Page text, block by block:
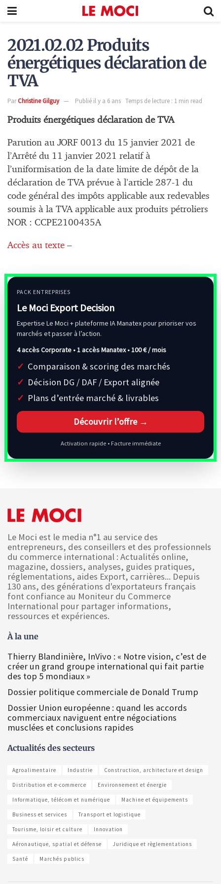
2021.02.02 Produits
énergétiques déclaration de
TVA
ParChristine Gilguy Publié il y a 6 ans Temps de lecture : 1 min read
Produits énergétiques déclaration de TVA
Parution au JORF 0013 du 15 janvier 2021 de
l’Arrêté du 11 janvier 2021 relatif à
l’uniformisation de la date limite de dépôt de la
déclaration de TVA prévue à l’article 287-1 du
code général des impôts applicable aux redevables
soumis à la TVA applicable aux produits pétroliers
NOR : CCPE2100435A
Accès au texte –
PACK ENTREPRISES
Le Moci Export Decision
Expertise Le Moci + plateforme IA Manatex pour prioriser vos
marchés et passer à l’action.
4 accès Corporate • 1 accès Manatex •100 € / mois
Comparaison & scoring des marchés
Décision DG / DAF / Export alignée
Plans d’entrée marché & livrables
Découvrir l’offre →
Activation rapide • Facture immédiate
Le Moci est le media n°1 au service des
entrepreneurs, des conseillers et des professionnels
du commerce international : Actualités online,
magazine, dossiers, analyses, guides pratiques,
réglementations, aides Export, carrières... Depuis
130 ans, des générations d'exportateurs français
font confiance au Moniteur du Commerce
International pour partager informations,
ressources et expériences.
À la une
Thierry Blandinière, InVivo : « Notre vision, c’est de
créer un grand groupe international qui fait partie
des top 5 mondiaux »
Dossier politique commerciale de Donald Trump
Dossier Union européenne : quand les accords
commerciaux naviguent entre négociations
musclées et conclusions rapides
Actualités des secteurs
Agroalimentaire Industrie Construction, architecture et design
Distribution et e-commerce Environnement et énergie
Informatique, télécom et numérique Machine et équipements
Business et services Transport et logistique
Tourisme, loisir et culture Innovation
Aéronautique, spatial et défense Juridique et règlementations
Santé Marchés publics